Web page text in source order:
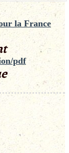
la France
pdf